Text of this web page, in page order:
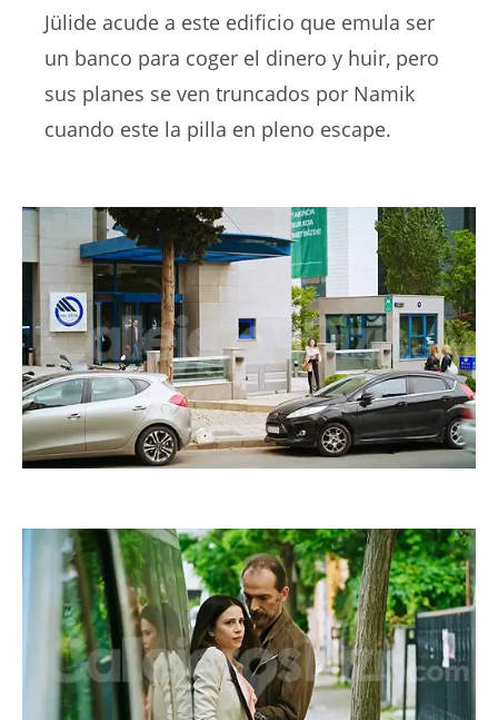
Jülide acude a este edificio que emula ser
un banco para coger el dinero y huir, pero
sus planes se ven truncados por Namik
cuando este la pilla en pleno escape.